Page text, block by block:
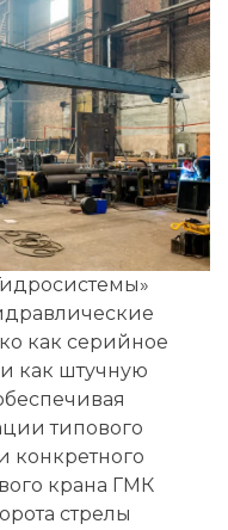
как серийное
как штучную
типового
конкретного
крана ГМК
стрелы